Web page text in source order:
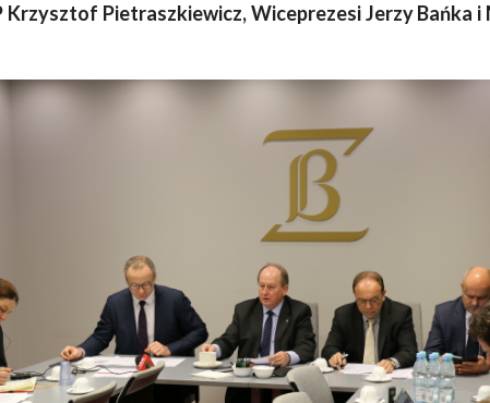
Krzysztof Pietraszkiewicz, Wiceprezesi Jerzy Bańka